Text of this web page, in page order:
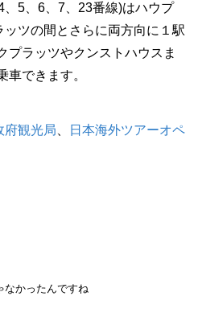
、5、6、7、23番線)はハウプ
ッツの間とさらに両方向に１駅
プラッツやクンストハウスま
車できます。
府観光局
日本海外ツアーオペ
なかったんですね